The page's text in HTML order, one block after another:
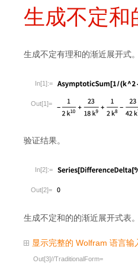
生成不定和
生成不定有理和的渐近展开式
In[1]:=
Out[1]=
验证结果。
In[2]:=
Out[2]=
生成不定和的的渐近展开式表
显示完整的 Wolfram 语言输
Out[3]//TraditionalForm=